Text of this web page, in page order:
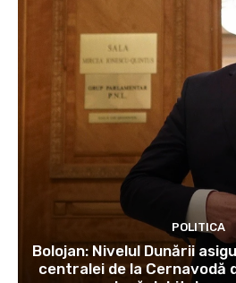
POLITICA
Bolojan: Nivelul Dunării
centralei de la Cernavodă